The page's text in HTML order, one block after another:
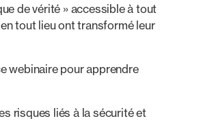
de vérité » accessible à tout
tout lieu ont transformé leur
webinaire pour apprendre
risques liés à la sécurité et